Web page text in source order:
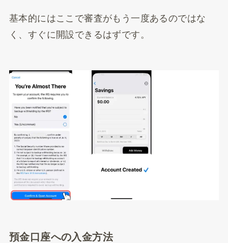
基本的にはここで審査がもう一度あるのではな
く、すぐに開設できるはずです。
預金口座への入金方法